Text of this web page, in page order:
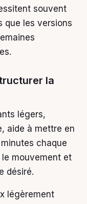
souvent
que les versions
la
légers,
aide à mettre en
chaque
mouvement et
désiré.
légèrement